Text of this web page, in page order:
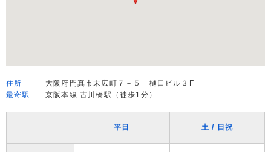
住所
大阪府門真市末広町７－５ 樋口ビル３F
最寄駅
京阪本線 古川橋駅（徒歩1分）
平日 土 / 日祝